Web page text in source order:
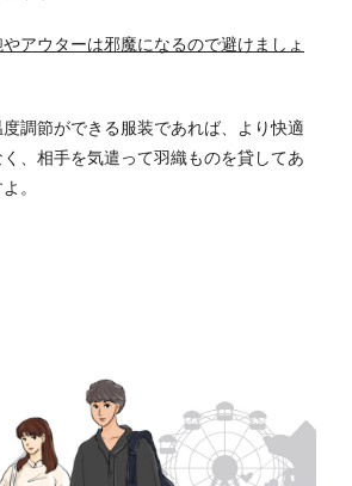
アウターは邪魔になるので避けましょ
調節ができる服装であれば、より快適
、相手を気遣って羽織ものを貸してあ
。